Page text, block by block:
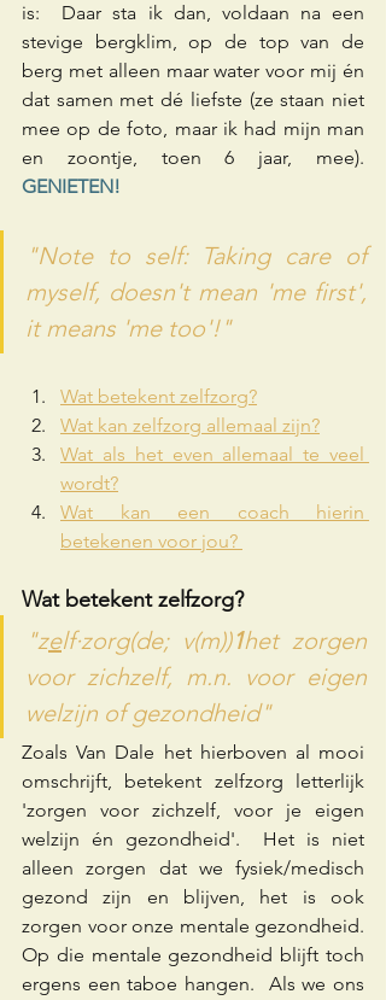
is:  Daar sta ik dan, voldaan na een
stevige bergklim, op de top van de
berg met alleen maar water voor mij én
dat samen met dé liefste (ze staan niet
mee op de foto, maar ik had mijn man
GENIETEN!
"Note to self: Taking care of
myself, doesn't mean 'me first',
it means 'me too'!"
Wat betekent zelfzorg?
Wat kan zelfzorg allemaal zijn?
Wat als het even allemaal te veel
wordt?
Wat kan een coach hierin
betekenen voor jou?
Wat betekent zelfzorg?
"zelf·zorg(de; v(m))1het zorgen
voor zichzelf, m.n. voor eigen
welzijn of gezondheid"
Zoals Van Dale het hierboven al mooi
omschrijft, betekent zelfzorg letterlijk
'zorgen voor zichzelf, voor je eigen
welzijn én gezondheid'.  Het is niet
alleen zorgen dat we fysiek/medisch
gezond zijn en blijven, het is ook
zorgen voor onze mentale gezondheid.
Op die mentale gezondheid blijft toch
ergens een taboe hangen.  Als we ons